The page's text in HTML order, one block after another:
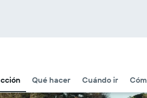
Qué hacer Cuándo ir